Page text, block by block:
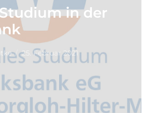
in der
25. Februar 2021